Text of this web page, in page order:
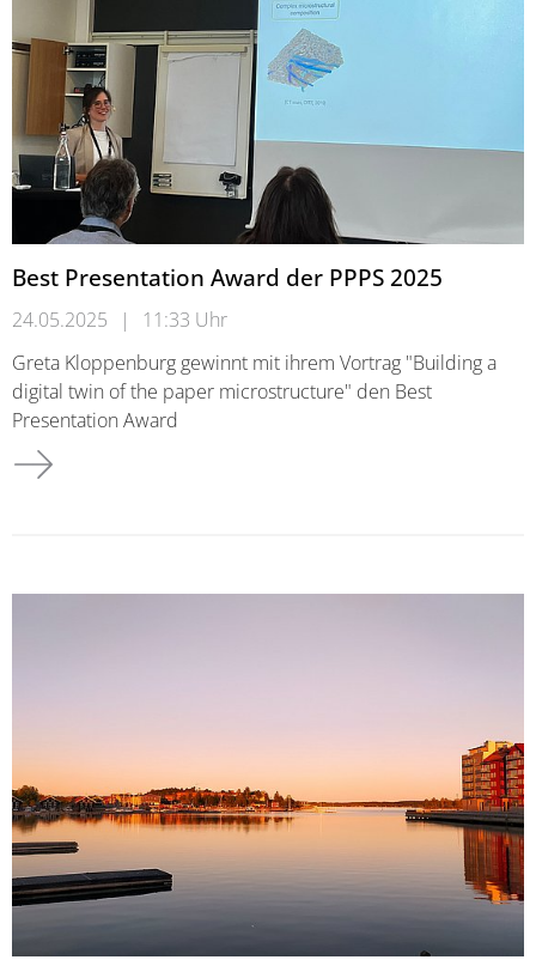
Best Presentation Award der PPPS 2025
24.05.2025 |
11:33 Uhr
Greta Kloppenburg gewinnt mit ihrem Vortrag "Building a
digital twin of the paper microstructure" den Best
Presentation Award
Best Presentation Award der PPPS 2025